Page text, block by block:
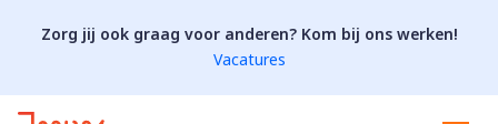
Zorg jij ook graag voor anderen? Kom bij ons werken!
Vacatures